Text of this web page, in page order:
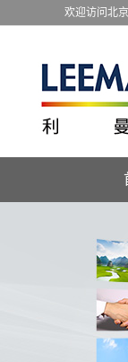
欢迎访问北